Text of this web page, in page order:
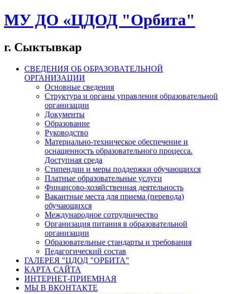
МУ ДО «ЦДОД "Орбита"
г. Сыктывкар
СВЕДЕНИЯ ОБ ОБРАЗОВАТЕЛЬНОЙ
ОРГАНИЗАЦИИ
Основные сведения
Структура и органы управления образовательной
организации
Документы
Образование
Руководство
Материально-техническое обеспечение и
оснащенность образовательного процесса.
Доступная среда
Стипендии и меры поддержки обучающихся
Платные образовательные услуги
Финансово-хозяйственная деятельность
Вакантные места для приема (перевода)
обучающихся
Международное сотрудничество
Организация питания в образовательной
организации
Образовательные стандарты и требования
Педагогический состав
ГАЛЕРЕЯ "ЦДОД "ОРБИТА"
КАРТА САЙТА
ИНТЕРНЕТ-ПРИЕМНАЯ
МЫ В ВКОНТАКТЕ